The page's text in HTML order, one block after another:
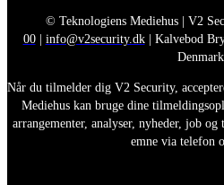
© Teknologiens Mediehus | V2
00| info@v2security.dk| Kalvebod
Denmark
Når du tilmelder dig V2 Security,
Mediehus kan bruge dine
arrangementer, analyser, nyheder, job
emne via telefon